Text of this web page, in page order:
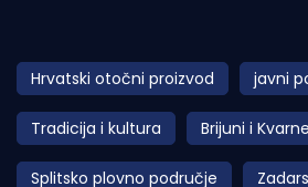
Obala
Otoci
Turizam i nautika
Hrvatski otočni proizvod javni
Tradicija i kultura Brijuni i
Splitsko plovno područje